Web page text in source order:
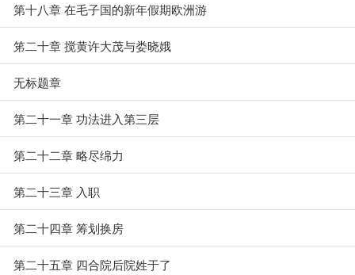
第十八章 在毛子国的新年假期欧洲游
笫二十章 搅黄许大茂与娄晓娥
无标题章
第二十一章 功法进入第三层
第二十二章 略尽绵力
第二十三章 入职
第二十四章 筹划换房
第二十五章 四合院后院姓于了